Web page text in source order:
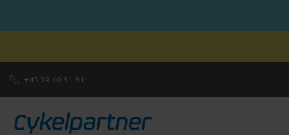
+45 39 40 31 31